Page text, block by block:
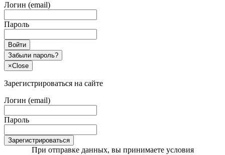
Логин (email)
Пароль
Войти
Забыли пароль?
×Close
Зарегистрироваться на сайте
Логин (email)
Пароль
Зарегистрироваться
При отправке данных, вы принимаете условия